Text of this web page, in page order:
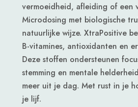
vermoeidheid, afleiding of een
Microdosing met biologische
natuurlijke wijze. XtraPositive
B-vitamines, antioxidanten en
Deze stoffen ondersteunen
stemming en mentale
meer uit je dag. Met rust in je
je lijf.